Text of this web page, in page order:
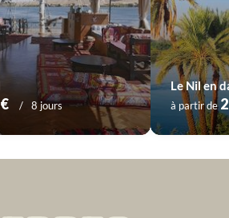
8 jours
Le Nil en
à partir de